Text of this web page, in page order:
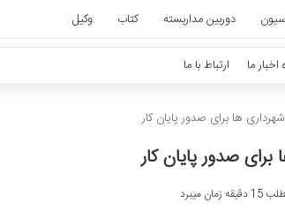
دوربین مداربسته کتاب وکیل
اخبار ما ارتباط با ما
شهرداری ها برای صدور پایان کار
برای صدور پایان کار
میبرد